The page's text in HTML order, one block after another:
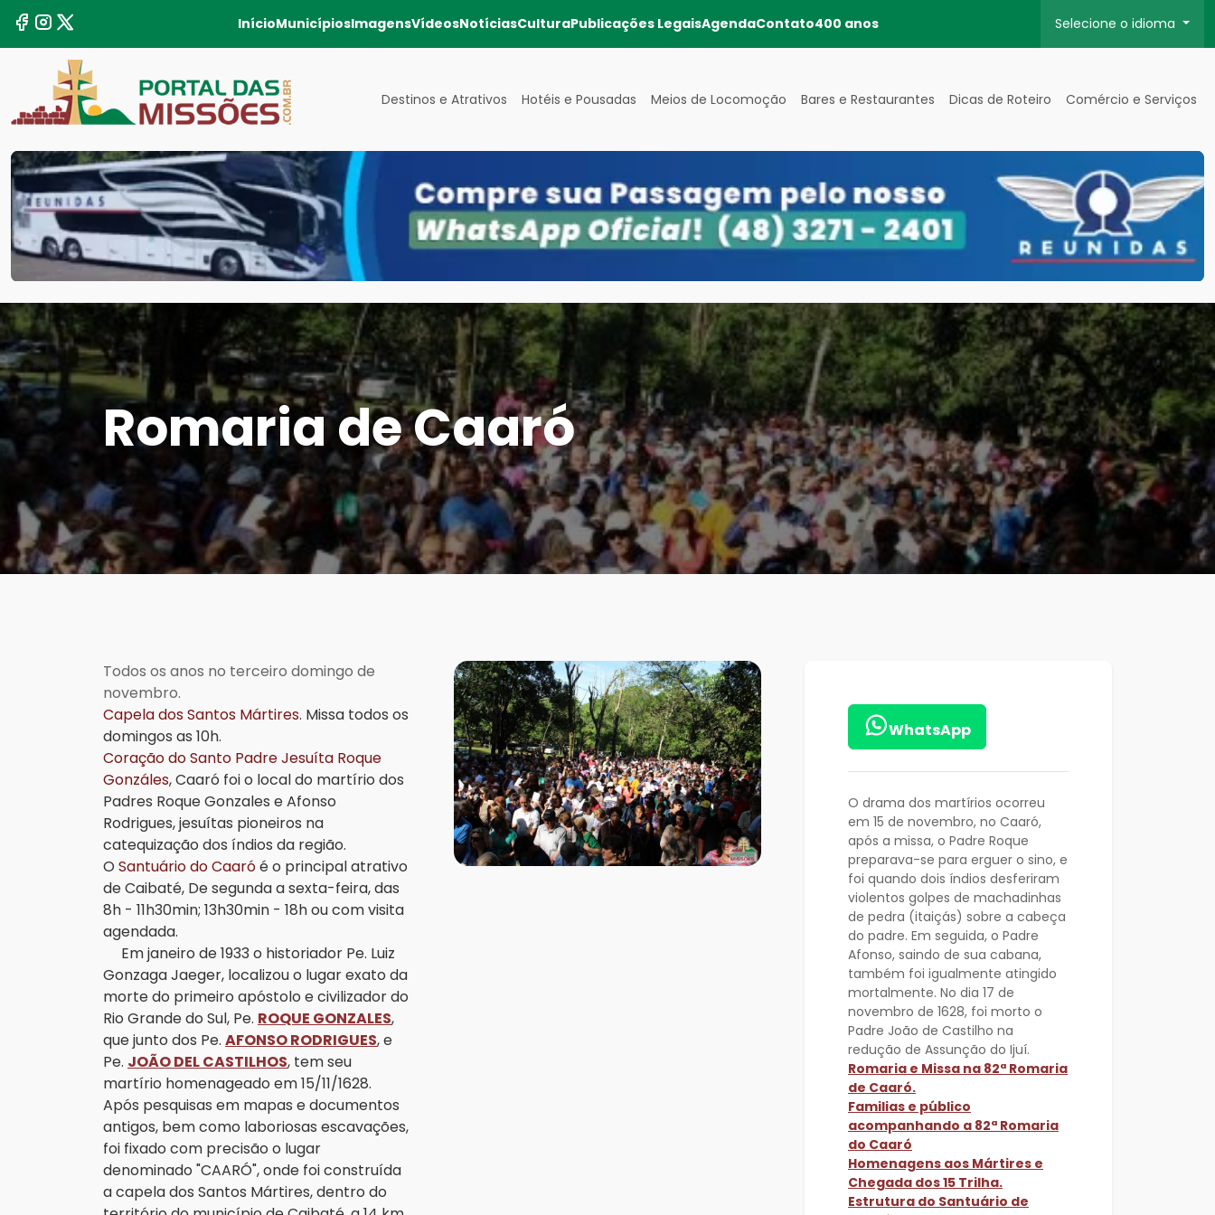
InícioMunicípiosImagensVídeosNotíciasCulturaPublicações LegaisAgendaContato400 anos Selecione o idioma
Destinos e Atrativos Hotéis e Pousadas Meios de Locomoção Bares e Restaurantes Dicas de Roteiro Comércio e Serviços
Romaria de Caaró
Todos os anos no terceiro domingo de
novembro.
Capela dos Santos Mártires. Missa todos os
domingos as 10h.
Coração do Santo Padre Jesuíta Roque
Gonzáles, Caaró foi o local do martírio dos
Padres Roque Gonzales e Afonso
Rodrigues, jesuítas pioneiros na
catequização dos índios da região.
O Santuário do Caaróé o principal atrativo
de Caibaté, De segunda a sexta-feira, das
8h - 11h30min; 13h30min - 18h ou com visita
agendada.
Em janeiro de 1933 o historiador Pe. Luiz
Gonzaga Jaeger, localizou o lugar exato da
morte do primeiro apóstolo e civilizador do
Rio Grande do Sul, Pe. ROQUE GONZALES,
que junto dos Pe. AFONSO RODRIGUES, e
Pe. JOÃO DEL CASTILHOS, tem seu
martírio homenageado em 15/11/1628.
Após pesquisas em mapas e documentos
antigos, bem como laboriosas escavações,
foi fixado com precisão o lugar
denominado "CAARÓ", onde foi construída
a capela dos Santos Mártires, dentro do
WhatsApp
O drama dos martírios ocorreu
em 15 de novembro, no Caaró,
após a missa, o Padre Roque
preparava-se para erguer o sino, e
foi quando dois índios desferiram
violentos golpes de machadinhas
de pedra (itaiçás) sobre a cabeça
do padre. Em seguida, o Padre
Afonso, saindo de sua cabana,
também foi igualmente atingido
mortalmente. No dia 17 de
novembro de 1628, foi morto o
Padre João de Castilho na
redução de Assunção do Ijuí.
Romaria e Missa na 82ª Romaria
de Caaró.
Familias e público
acompanhando a 82ª Romaria
do Caaró
Homenagens aos Mártires e
Chegada dos 15 Trilha.
Estrutura do Santuário de